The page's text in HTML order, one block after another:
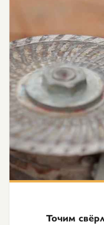
Точим